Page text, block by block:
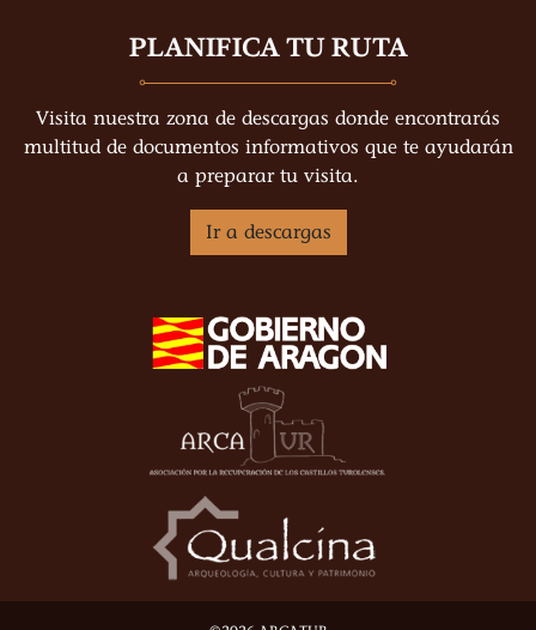
PLANIFICA TU RUTA
Visita nuestra zona de descargas donde encontrarás
multitud de documentos informativos que te ayudarán
a preparar tu visita.
Ir a descargas